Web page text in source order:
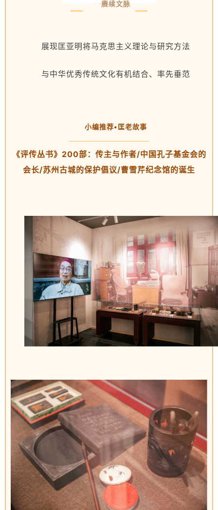
赓续文脉
展现匡亚明将马克思主义理论与研究方法
与中华优秀传统文化有机结合、率先垂范
小编推荐•匡老故事
《评传丛书》200部：传主与作者/中国孔子基金会的
会长/苏州古城的保护倡议/曹雪芹纪念馆的诞生